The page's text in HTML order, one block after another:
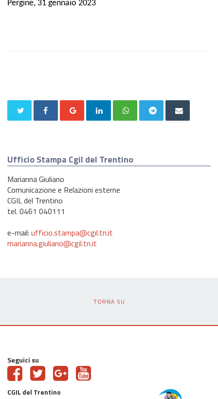
Pergine, 31 gennaio 2023
Ufficio Stampa Cgil del Trentino
Marianna Giuliano
Comunicazione e Relazioni esterne
CGIL del Trentino
tel. 0461 040111
e-mail: ufficio.stampa@cgil.tn.it
marianna.giuliano@cgil.tn.it
TORNA SU
Seguici su
CGIL del Trentino